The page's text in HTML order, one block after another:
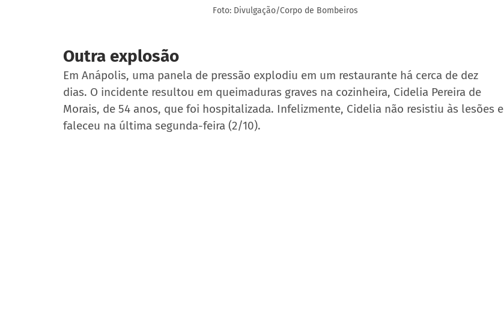
Foto: Divulgação/Corpo de Bombeiros
Outra explosão
Em Anápolis, uma panela de pressão explodiu em um restaurante há cerca de dez
dias. O incidente resultou em queimaduras graves na cozinheira, Cidelia Pereira de
Morais, de 54 anos, que foi hospitalizada. Infelizmente, Cidelia não resistiu às lesões e
faleceu na última segunda-feira (2/10).